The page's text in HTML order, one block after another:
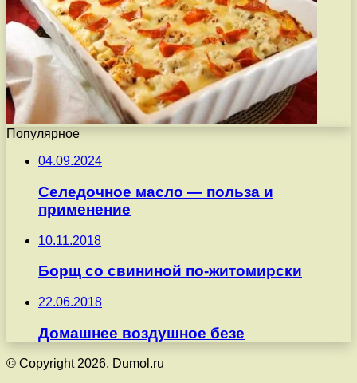
Популярное
04.09.2024
Селедочное масло — польза и
применение
10.11.2018
Борщ со свининой по-житомирски
22.06.2018
Домашнее воздушное безе
© Copyright 2026, Dumol.ru